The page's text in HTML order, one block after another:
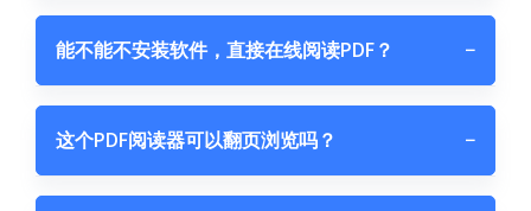
能不能不安装软件，直接在线阅读PDF？ −
这个PDF阅读器可以翻页浏览吗？ −